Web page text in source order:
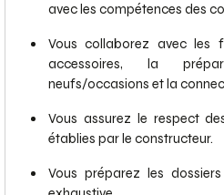
avec les compétences des
Vous collaborez avec les
accessoires, la
neufs/occasions et la
Vous assurez le respect
établies par le constructeur.
Vous préparez les